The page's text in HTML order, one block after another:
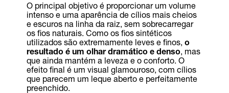
O principal objetivo é proporcionar um volume
intenso e uma aparência de cílios mais cheios
e escuros na linha da raiz, sem sobrecarregar
os fios naturais. Como os fios sintéticos
utilizados são extremamente leves e finos, o
resultado é um olhar dramático e denso, mas
que ainda mantém a leveza e o conforto. O
efeito final é um visual glamouroso, com cílios
que parecem um leque aberto e perfeitamente
preenchido.